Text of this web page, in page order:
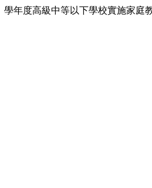
學年度高級中等以下學校實施家庭